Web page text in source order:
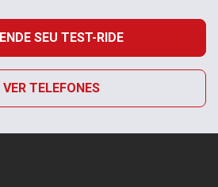
VER TELEFONES
SEU TEST-RIDE